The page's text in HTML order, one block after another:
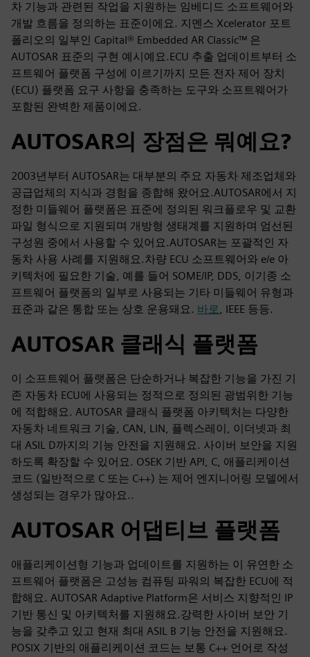
차 기능과 관련된 작업을 지원하는 임베디드 소프트웨어와
개발 흐름을 정의하는 표준이에요. 지멘스 Xcelerator 포트
폴리오의 일부인 Capital® Embedded AR Classic™ 은
AUTOSAR 표준의 구현 예시예요.ECU 추출 업데이트부터 소
프트웨어 플랫폼 구성에 이르기까지 모든 전자 제어 장치
(ECU) 플랫폼 요구 사항을 충족하는 도구와 소프트웨어가
포함된 완벽한 제품이에요.
AUTOSAR의 장점은 뭐예요?
2003년부터 AUTOSAR는 대부분의 주요 자동차 제조업체와
공급업체의 지식과 경험을 종합해 왔어요.AUTOSAR에서 지
정한 미들웨어 플랫폼은 표준에 정의된 워크플로우 및 교환
파일 형식으로 지원되며 개방형 생태계를 지원하며 엄선된
구성원 중에서 사용할 수 있어요.AUTOSAR는 포괄적인 자
동차 사용 사례를 지원해요.차량 ECU 소프트웨어와 e/e 아
키텍처에 필요한 기술, 예를 들어 SOME/IP, DDS, 이기종 소
프트웨어 플랫폼의 일부로 사용되는 기타 미들웨어 유형과
표준과 같은 통합 또는 상호 운용돼요. 바로, IEEE 등등.
AUTOSAR 클래식 플랫폼
이 소프트웨어 플랫폼은 단순하거나 복잡한 기능을 가진 기
존 자동차 ECU에 사용되는 정적으로 정의된 광범위한 기능
에 적합해요. AUTOSAR 클래식 플랫폼 아키텍처는 다양한
자동차 네트워크 기술, CAN, LIN, 플렉스레이, 이더넷과 최
대 ASIL D까지의 기능 안전을 지원해요. 사이버 보안을 지원
하도록 확장할 수 있어요. OSEK 기반 API, C, 애플리케이션
코드 (일반적으로 C 또는 C++) 는 제어 엔지니어링 모델에서
생성되는 경우가 많아요..
AUTOSAR 어댑티브 플랫폼
애플리케이션형 기능과 업데이트를 지원하는 이 유연한 소
프트웨어 플랫폼은 고성능 컴퓨팅 파워의 복잡한 ECU에 적
합해요. AUTOSAR Adaptive Platform은 서비스 지향적인 IP
기반 통신 및 아키텍처를 지원해요.강력한 사이버 보안 기
능을 갖추고 있고 현재 최대 ASIL B 기능 안전을 지원해요.
POSIX 기반의 애플리케이션 코드는 보통 C++ 언어로 작성